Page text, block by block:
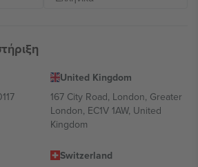
United Kingdom
167 City Road, London, Greater
London, EC1V 1AW, United
Kingdom
Switzerland